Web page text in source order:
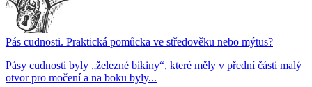
Pás cudnosti. Praktická pomůcka ve středověku nebo mýtus?
Pásy cudnosti byly „železné bikiny“, které měly v přední části malý
otvor pro močení a na boku byly...